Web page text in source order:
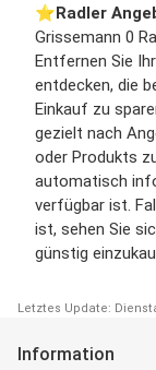
⭐️Radler
Grissemann 0
Entfernen Sie
entdecken, die
Einkauf zu
gezielt nach
oder Produkts
automatisch
verfügbar ist.
ist, sehen Sie
günstig
Letztes Update:
Information